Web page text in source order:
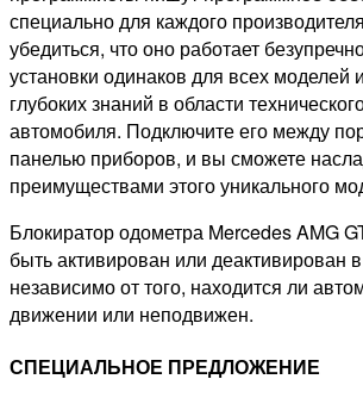
специально для каждого
убедиться, что оно работает
установки одинаков для всех моделей
глубоких знаний в области
автомобиля. Подключите его между
панелью приборов, и вы сможете
преимуществами этого уникального
Блокиратор одометра Mercedes AMG
быть активирован или деактивирован
независимо от того, находится ли
движении или неподвижен.
СПЕЦИАЛЬНОЕ ПРЕДЛОЖЕНИЕ